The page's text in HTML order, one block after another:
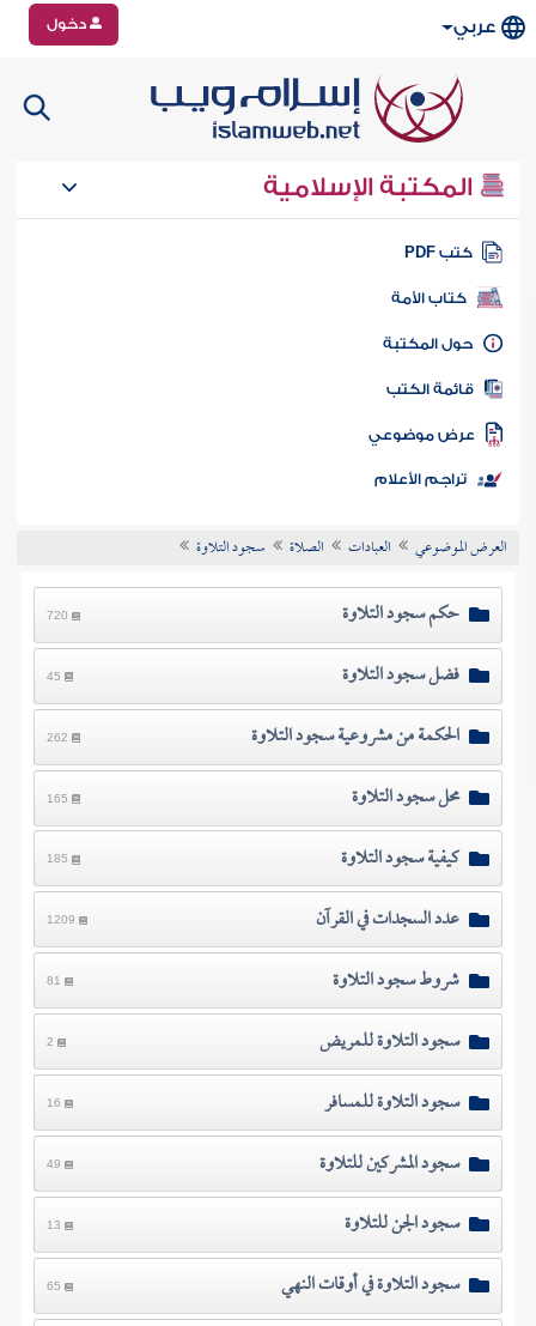
عربي دخول
المكتبة الإسلامية
كتب PDF
كتاب الأمة
المكتبة
الكتب
موضوعي
تراجم الأعلام
العرض الموضوعي العبادات الصلاة سجود التلاوة
حكم سجود التلاوة 720
فضل سجود التلاوة 45
الحكمة من مشروعية سجود التلاوة 262
محل سجود التلاوة 165
كيفية سجود التلاوة 185
عدد السجدات في القرآن 1209
شروط سجود التلاوة 81
سجود التلاوة للمريض 2
سجود التلاوة للمسافر 16
سجود المشركين للتلاوة 49
سجود الجن للتلاوة 13
سجود التلاوة في أوقات النهي 65